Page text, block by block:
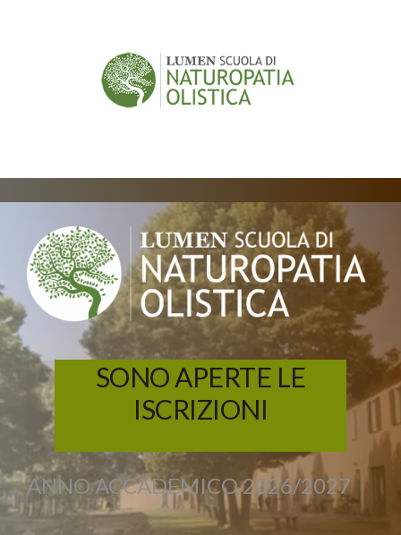
SONO APERTE LE
ISCRIZIONI
ANNO ACCADEMICO 2026/2027